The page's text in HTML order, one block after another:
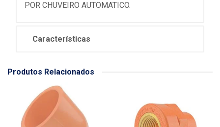
POR CHUVEIRO AUTOMATICO.
Características
Produtos Relacionados